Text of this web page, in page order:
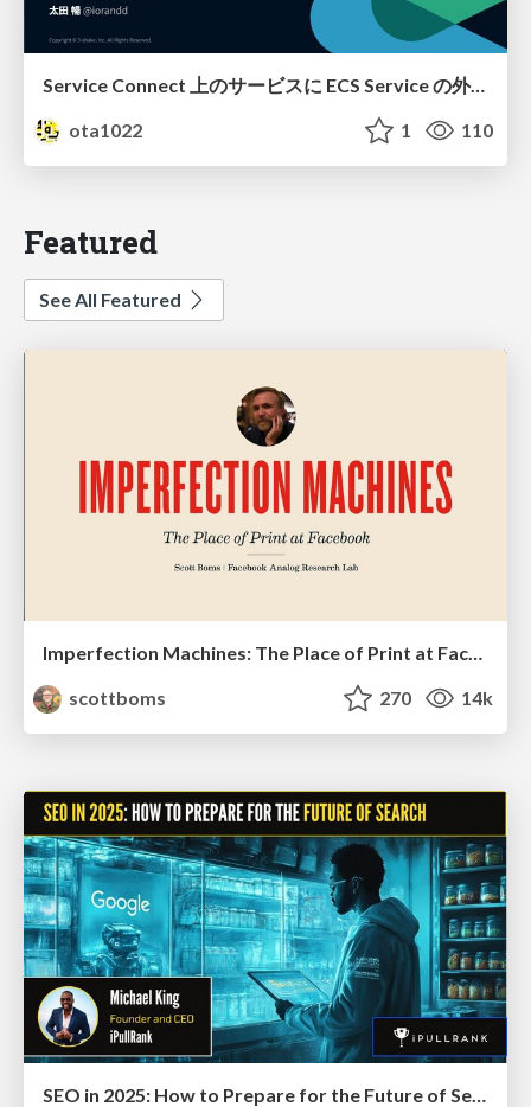
Service Connect 上のサービスに ECS Service の外側から到達できなかった話
ota1022
1 110
Featured
See All Featured
Imperfection Machines: The Place of Print at Facebook
scottboms
270 14k
SEO in 2025: How to Prepare for the Future of Search